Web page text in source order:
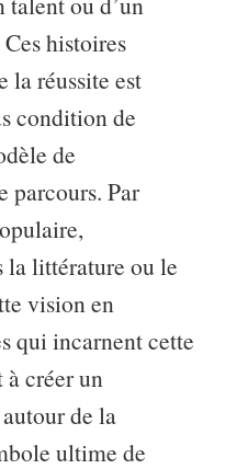
histoires
la réussite est
condition de
de
parcours. Par
la littérature ou le
vision en
qui incarnent cette
créer un
de la
ultime de